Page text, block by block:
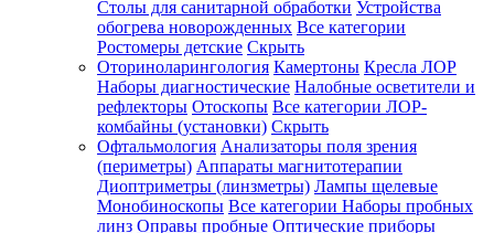
Столы для санитарной обработки Устройства
обогрева новорожденных Все категории
Ростомеры детские Скрыть
Оториноларингология Камертоны Кресла ЛОР
Наборы диагностические Налобные осветители и
рефлекторы Отоскопы Все категории ЛОР-
комбайны (установки) Скрыть
Офтальмология Анализаторы поля зрения
(периметры) Аппараты магнитотерапии
Диоптриметры (линзметры) Лампы щелевые
Монобиноскопы Все категории Наборы пробных
линз Оправы пробные Оптические приборы